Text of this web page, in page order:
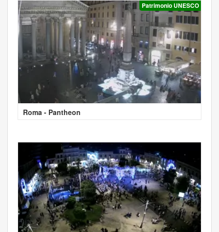
Patrimonio UNESCO
Roma - Pantheon